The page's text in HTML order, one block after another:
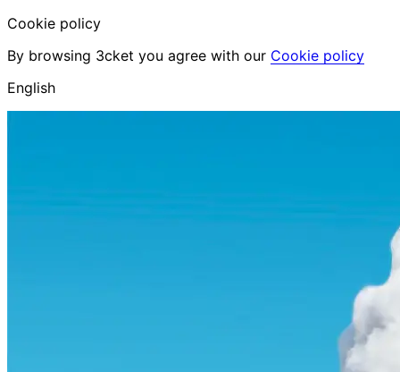
Cookie policy
By browsing 3cket you agree with our Cookie policy
English